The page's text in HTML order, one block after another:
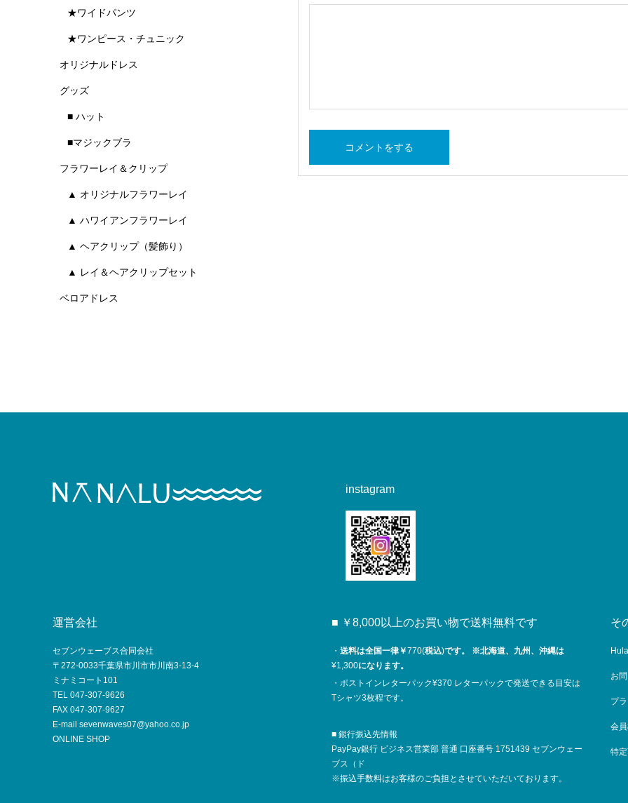
★ワイドパンツ
★ワンピース・チュニック
オリジナルドレス
グッズ
■ ハット
■マジックブラ
フラワーレイ＆クリップ
▲ オリジナルフラワーレイ
▲ ハワイアンフラワーレイ
▲ ヘアクリップ（髪飾り）
▲ レイ＆ヘアクリップセット
ベロアドレス
instagram
運営会社
セブンウェーブス合同会社
〒272-0033千葉県市川市市川南3-13-4
ミナミコート101
TEL 047-307-9626
FAX 047-307-9627
E-mail sevenwaves07@yahoo.co.jp
ONLINE SHOP
■ ￥8,000以上のお買い物で送料無料です
・ 送料は全国一律￥770(税込)です。 ※北海道、九州、沖縄は
¥1,300になります。
・ポストインレターパック¥370 レターパックで発送できる目安は
Tシャツ3枚程です。
■ 銀行振込先情報
PayPay銀行 ビジネス営業部 普通 口座番号 1751439 セブンウェー
ブス（ド
※振込手数料はお客様のご負担とさせていただいております。
そ
お
プ
会
特